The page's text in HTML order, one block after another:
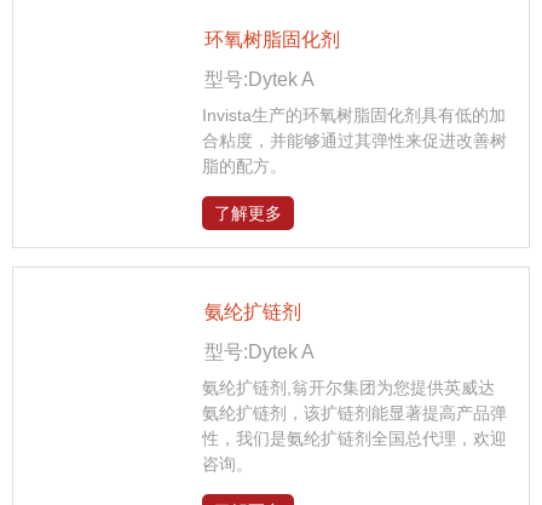
环氧树脂固化剂
型号:Dytek A
Invista生产的环氧树脂固化剂具有低的加
合粘度，并能够通过其弹性来促进改善树
脂的配方。
了解更多
氨纶扩链剂
型号:Dytek A
氨纶扩链剂,翁开尔集团为您提供英威达
氨纶扩链剂，该扩链剂能显著提高产品弹
性，我们是氨纶扩链剂全国总代理，欢迎
咨询。